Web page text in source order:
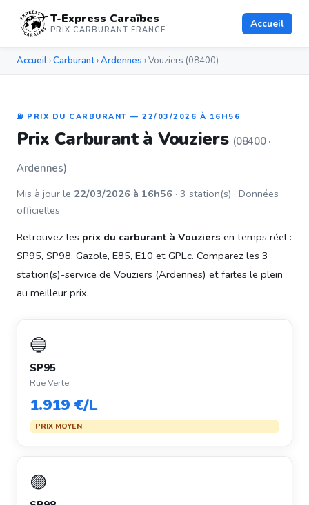
T-Express Caraïbes
PRIX CARBURANT FRANCE Accueil
Accueil ›Carburant›Ardennes › Vouziers (08400)
⛽ PRIX DU CARBURANT — 22/03/2026 À 16H56
Prix Carburant à Vouziers (08400 ·
Ardennes)
Mis à jour le 22/03/2026 à 16h56 · 3 station(s) · Données
officielles
Retrouvez les prix du carburant à Vouziers en temps réel :
SP95, SP98, Gazole, E85, E10 et GPLc. Comparez les 3
station(s)-service de Vouziers (Ardennes) et faites le plein
au meilleur prix.
🔵
SP95
Rue Verte
1.919 €/L
PRIX MOYEN
🟣